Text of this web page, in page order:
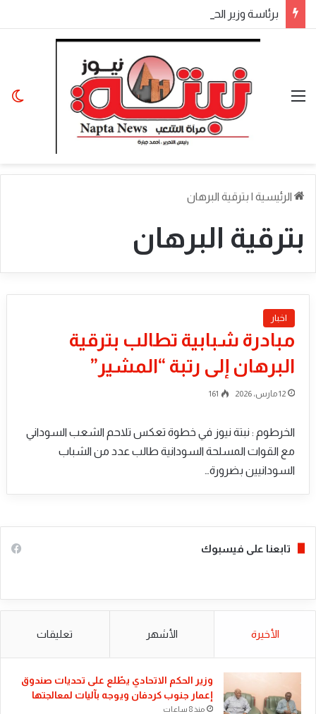
القائمة
الرئيسية | بترقية البرهان
بترقية البرهان
اخبار
مبادرة شبابية تطالب بترقية
البرهان إلى رتبة “المشير”
12 مارس، 2026 161
الخرطوم : نبتة نيوز في خطوة تعكس تلاحم الشعب السوداني
مع القوات المسلحة السودانية طالب عدد من الشباب
السودانيين بضرورة…
تابعنا على فيسبوك
الأخيرة الأشهر تعليقات
​وزير الحكم الاتحادي يطّلع على تحديات صندوق
إعمار جنوب كردفان ويوجه بآليات لمعالجتها
منذ 8 ساعات